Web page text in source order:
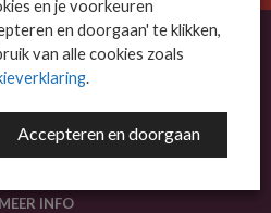
voor IT-dienstverleners met MKB-focus.
MEER INFO
en je voorkeuren
en doorgaan' te klikken,
van alle cookies zoals
.
Accepteren en doorgaan